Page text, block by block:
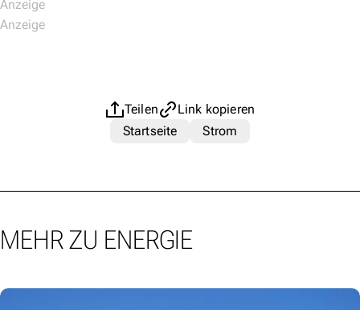
Teilen
Link kopieren
Startseite
Strom
MEHR ZU ENERGIE